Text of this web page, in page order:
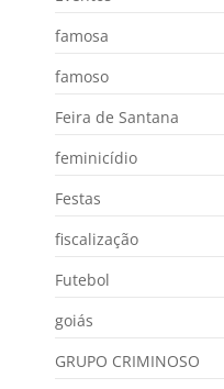
famosa
famoso
Feira de Santana
feminicídio
Festas
fiscalização
Futebol
goiás
GRUPO CRIMINOSO